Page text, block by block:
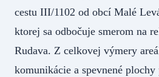
cestu III/1102 od obcí Malé
ktorej sa odbočuje smerom na
Rudava. Z celkovej výmery
komunikácie a spevnené plochy